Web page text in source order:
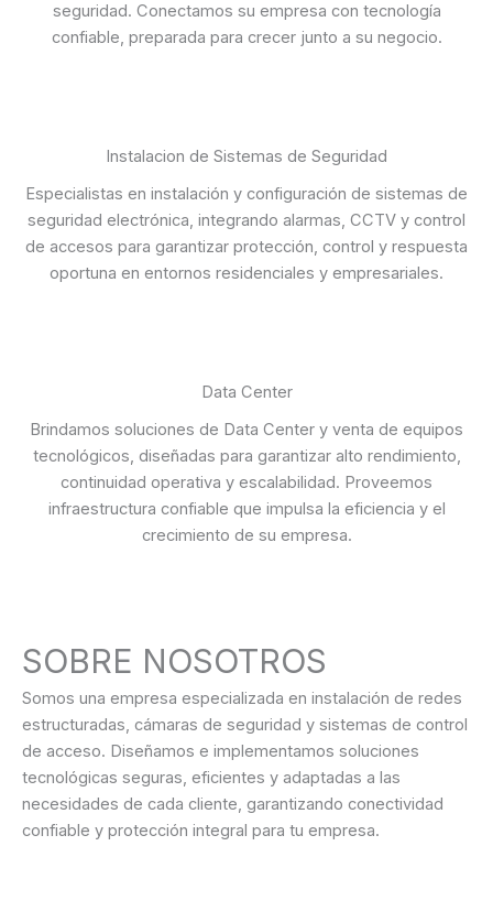
seguridad. Conectamos su empresa con tecnología
confiable, preparada para crecer junto a su negocio.
Instalacion de Sistemas de Seguridad
Especialistas en instalación y configuración de sistemas de
seguridad electrónica, integrando alarmas, CCTV y control
de accesos para garantizar protección, control y respuesta
oportuna en entornos residenciales y empresariales.
Data Center
Brindamos soluciones de Data Center y venta de equipos
tecnológicos, diseñadas para garantizar alto rendimiento,
continuidad operativa y escalabilidad. Proveemos
infraestructura confiable que impulsa la eficiencia y el
crecimiento de su empresa.
SOBRE NOSOTROS
Somos una empresa especializada en instalación de redes
estructuradas, cámaras de seguridad y sistemas de control
de acceso. Diseñamos e implementamos soluciones
tecnológicas seguras, eficientes y adaptadas a las
necesidades de cada cliente, garantizando conectividad
confiable y protección integral para tu empresa.